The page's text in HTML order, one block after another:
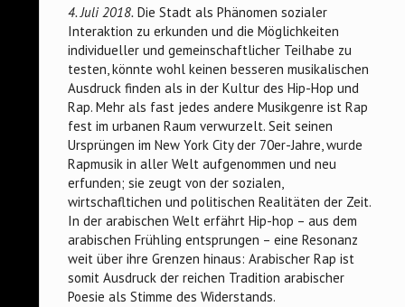
4. Juli 2018. Die Stadt als Phänomen sozialer
Interaktion zu erkunden und die Möglichkeiten
individueller und gemeinschaftlicher Teilhabe zu
testen, könnte wohl keinen besseren musikalischen
Ausdruck finden als in der Kultur des Hip-Hop und
Rap. Mehr als fast jedes andere Musikgenre ist Rap
fest im urbanen Raum verwurzelt. Seit seinen
Ursprüngen im New York City der 70er-Jahre, wurde
Rapmusik in aller Welt aufgenommen und neu
erfunden; sie zeugt von der sozialen,
wirtschafltichen und politischen Realitäten der Zeit.
In der arabischen Welt erfährt Hip-hop – aus dem
arabischen Frühling entsprungen – eine Resonanz
weit über ihre Grenzen hinaus: Arabischer Rap ist
somit Ausdruck der reichen Tradition arabischer
Poesie als Stimme des Widerstands.